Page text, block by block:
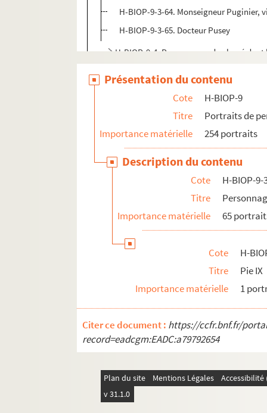
H-BIOP-9-3-64. Monseigneur Puginier,
H-BIOP-9-3-65. Docteur Pusey
H-BIOP-9-4. Personnages du clergé
H-BIOP-10. Portraits des personnages lettrés
H-BIOP-11. Portraits des personnages de
H-BIOP-12. Portraits d'artistes : arts,
H-BIOP-13. Portraits de musiciens
H-BIOP-14. Portraits de scientifiques
Présentation du contenu
Cote
H-BIOP-9
Titre
Portraits de
Importance matérielle
254 portraits
Description du contenu
Cote
H-BIOP-9-
Titre
Importance matérielle
65
Cote
H-
Titre
Pie IX
Importance matérielle
1
Citer ce document : https://ccfr.bnf.fr/
record=eadcgm:EADC:a79792654
Plan du site Mentions Légales
v 31.1.0